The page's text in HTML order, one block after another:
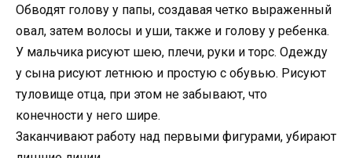
Обводят голову у папы, создавая четко выраженный
овал, затем волосы и уши, также и голову у ребенка.
У мальчика рисуют шею, плечи, руки и торс. Одежду
у сына рисуют летнюю и простую с обувью. Рисуют
туловище отца, при этом не забывают, что
конечности у него шире.
Заканчивают работу над первыми фигурами, убирают